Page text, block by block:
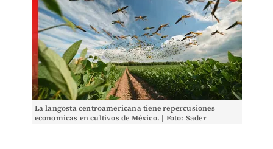
La langosta centroamericana tiene repercusiones
economicas en cultivos de México. | Foto: Sader